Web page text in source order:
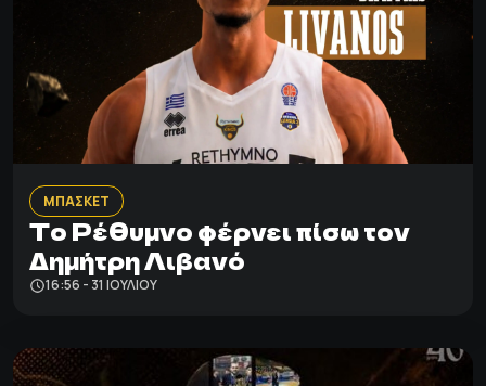
ΜΠΑΣΚΕΤ
Το Ρέθυμνο φέρνει πίσω τον
Δημήτρη Λιβανό
16:56 - 31 ΙΟΥΛΊΟΥ